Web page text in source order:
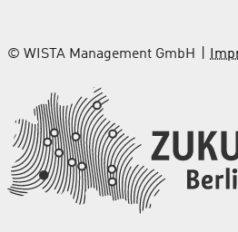
© WISTA Management GmbH